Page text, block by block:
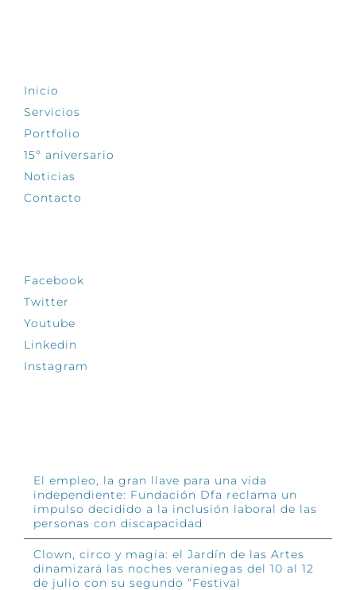
Inicio
Servicios
Portfolio
15º aniversario
Noticias
Contacto
Facebook
Twitter
Youtube
Linkedin
Instagram
El empleo, la gran llave para una vida
independiente: Fundación Dfa reclama un
impulso decidido a la inclusión laboral de las
personas con discapacidad
Clown, circo y magia: el Jardín de las Artes
dinamizará las noches veraniegas del 10 al 12
de julio con su segundo “Festival